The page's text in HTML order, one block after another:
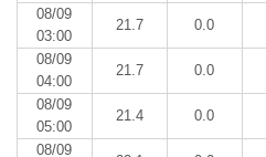
08/09
03:00
21.7 0.0
08/09
04:00
21.7 0.0
08/09
05:00
21.4 0.0
08/09